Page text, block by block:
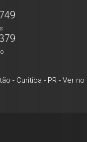
- Curitiba - PR- Ver no